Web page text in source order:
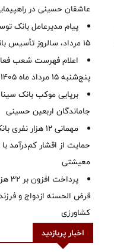
عاشقان حسینی در
پیام مدیرعامل بانک
15 مرداد، سالروز تأسیس بانک
اعلام فهرست شعب
پنج‌شنبه 15 مرداد ماه 1405
برپایی موکب بانک
جاماندگان اربعین حسینی
مهمانی ۱۲ هزار
حمایت از اقشار کم‌درآمد
معیشتی
قرض الحسنه ازدواج و
کشاورزی
اخبار پربازدید